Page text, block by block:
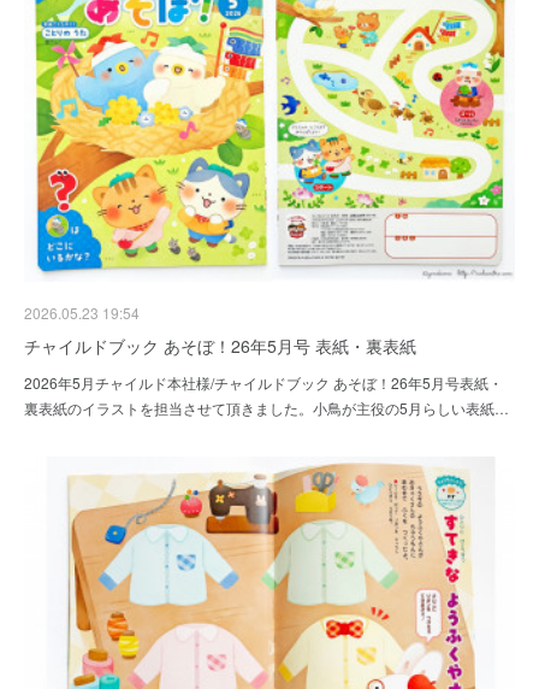
2026.05.23 19:54
チャイルドブック あそぼ！26年5月号 表紙・裏表紙
2026年5月チャイルド本社様/チャイルドブック あそぼ！26年5月号表紙・
裏表紙のイラストを担当させて頂きました。小鳥が主役の5月らしい表紙…